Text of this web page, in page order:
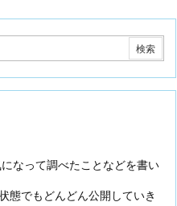
なって調べたことなどを書い
態でもどんどん公開していき